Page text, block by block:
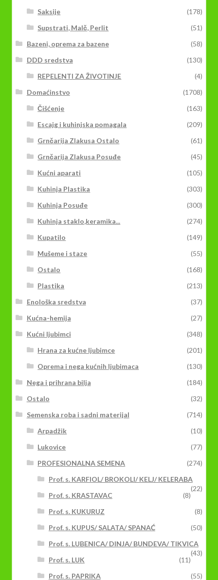
Saksije
(178)
Supstrati, Malč, Perlit
(51)
Bazeni, oprema za bazene
(58)
DDD sredstva
(130)
REPELENTI ZA ŽIVOTINJE
(4)
Domaćinstvo
(1708)
Čišćenje
(163)
Escajg i kuhinjska pomagala
(209)
Grnčarija Zlakusa Ostalo
(61)
Grnčarija Zlakusa Posuđe
(45)
Kućni aparati
(105)
Kuhinja Plastika
(303)
Kuhinja Posuđe
(300)
Kuhinja staklo,keramika...
(274)
Kupatilo
(149)
Mušeme i staze
(55)
Ostalo
(168)
Plastika
(213)
Enološka sredstva
(37)
Kućna-hemija
(27)
Kućni ljubimci
(348)
Hrana za kućne ljubimce
(201)
Oprema i nega kućnih ljubimaca
(130)
Nega i prihrana bilja
(184)
Ostalo
(32)
Semenska roba i sadni materijal
(714)
Arpadžik
(10)
Lukovice
(77)
PROFESIONALNA SEMENA
(274)
Prof. s. KARFIOL/ BROKOLI/ KELJ/ KELERABA
(22)
Prof. s. KRASTAVAC
(8)
Prof. s. KUKURUZ
(8)
Prof. s. KUPUS/ SALATA/ SPANAĆ
(50)
Prof. s. LUBENICA/ DINJA/ BUNDEVA/ TIKVICA
(43)
Prof. s. LUK
(11)
Prof. s. PAPRIKA
(55)